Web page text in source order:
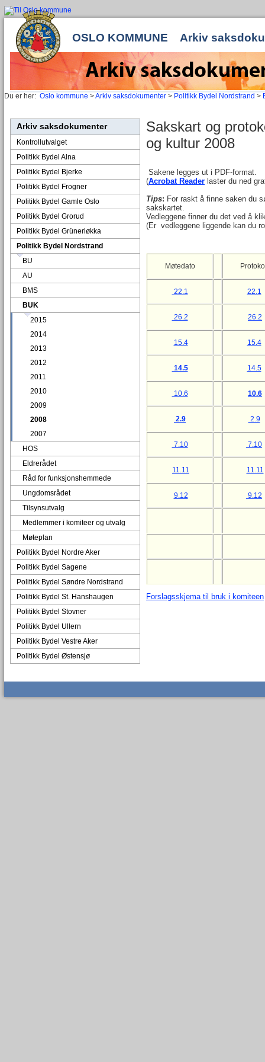
OSLO KOMMUNE Arkiv
Du er her: Oslo kommune >Arkiv saksdokumenter > Politikk Bydel Nordstrand >
Arkiv saksdokumenter
Kontrollutvalget
Politikk Bydel Alna
Politikk Bydel Bjerke
Politikk Bydel Frogner
Politikk Bydel Gamle Oslo
Politikk Bydel Grorud
Politikk Bydel Grünerløkka
Politikk Bydel Nordstrand
BU
AU
BMS
BUK
2015
2014
2013
2012
2011
2010
2009
2008
2007
HOS
Eldrerådet
Råd for funksjonshemmede
Ungdomsrådet
Tilsynsutvalg
Medlemmer i komiteer og utvalg
Møteplan
Politikk Bydel Nordre Aker
Politikk Bydel Sagene
Politikk Bydel Søndre Nordstrand
Politikk Bydel St. Hanshaugen
Politikk Bydel Stovner
Politikk Bydel Ullern
Politikk Bydel Vestre Aker
Politikk Bydel Østensjø
Sakskart og
og kultur 2008
Sakene legges ut i PDF-format.
(Acrobat Reader laster du ned
Tips: For raskt å finne saken du
sakskartet.
Vedleggene finner du det ved å
(Er vedleggene liggende kan du
Møtedato
22.1 22.1
26.2 26.2
15.4 15.4
14.5 14.5
10.6 10.6
2.9 2.9
7.10 7.10
11.11 11.11
9.12 9.12
Forslagsskjema til bruk i komiteen